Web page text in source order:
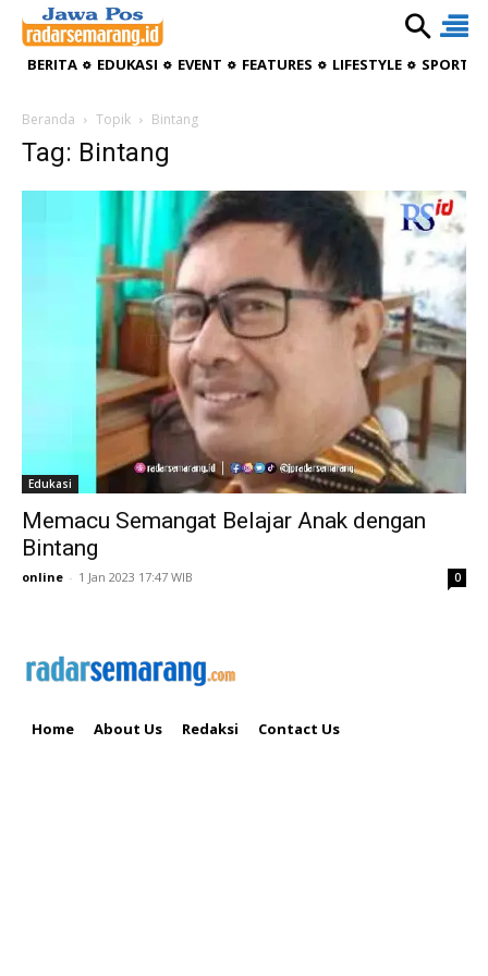
BERITA EDUKASI EVENT FEATURES LIFESTYLE
Beranda Topik Bintang
Tag: Bintang
Edukasi
Memacu Semangat Belajar Anak dengan
Bintang
online - 1 Jan 2023 17:47 WIB 0
Home About Us Redaksi Contact Us